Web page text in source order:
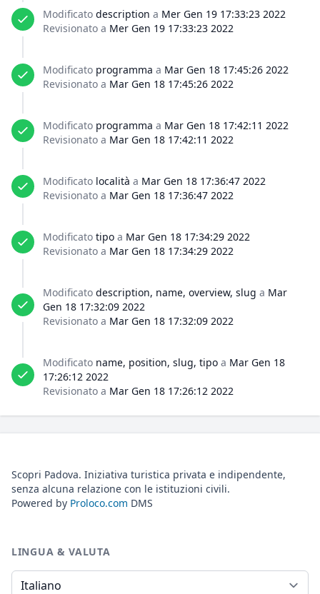
Modificato description a Mer Gen 19 17:33:23 2022
Revisionato a Mer Gen 19 17:33:23 2022
Modificato programma a Mar Gen 18 17:45:26 2022
Revisionato a Mar Gen 18 17:45:26 2022
Modificato programma a Mar Gen 18 17:42:11 2022
Revisionato a Mar Gen 18 17:42:11 2022
Modificato località a Mar Gen 18 17:36:47 2022
Revisionato a Mar Gen 18 17:36:47 2022
Modificato tipo a Mar Gen 18 17:34:29 2022
Revisionato a Mar Gen 18 17:34:29 2022
Modificato description, name, overview, slug a Mar
Gen 18 17:32:09 2022
Revisionato a Mar Gen 18 17:32:09 2022
Modificato name, position, slug, tipo a Mar Gen 18
17:26:12 2022
Revisionato a Mar Gen 18 17:26:12 2022
Scopri Padova. Iniziativa turistica privata e indipendente,
senza alcuna relazione con le istituzioni civili.
Powered by Proloco.com DMS
LINGUA & VALUTA
Lingua